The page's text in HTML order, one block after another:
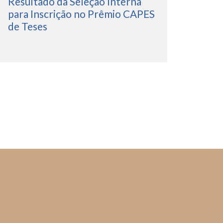
para Inscrição no Prêmio CAPES
de Teses